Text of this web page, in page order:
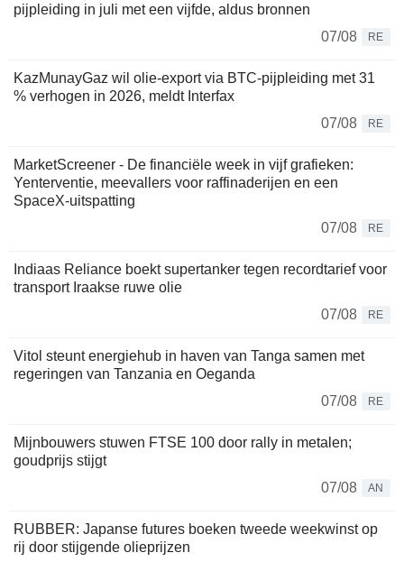
pijpleiding in juli met een vijfde, aldus bronnen
07/08
RE
KazMunayGaz wil olie-export via BTC-pijpleiding met 31
% verhogen in 2026, meldt Interfax
07/08
RE
MarketScreener - De financiële week in vijf grafieken:
Yenterventie, meevallers voor raffinaderijen en een
SpaceX-uitspatting
07/08
RE
Indiaas Reliance boekt supertanker tegen recordtarief voor
transport Iraakse ruwe olie
07/08
RE
Vitol steunt energiehub in haven van Tanga samen met
regeringen van Tanzania en Oeganda
07/08
RE
Mijnbouwers stuwen FTSE 100 door rally in metalen;
goudprijs stijgt
07/08
AN
RUBBER: Japanse futures boeken tweede weekwinst op
rij door stijgende olieprijzen